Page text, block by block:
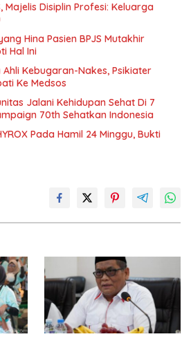
Majelis Disiplin Profesi: Keluarga
Hina Pasien BPJS Mutakhir
Hal Ini
Ahli Kebugaran-Nakes, Psikiater
Ke Medsos
Jalani Kehidupan Sehat Di 7
70th Sehatkan Indonesia
Pada Hamil 24 Minggu, Bukti